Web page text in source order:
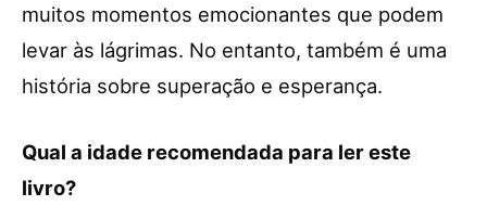
muitos momentos emocionantes que podem
levar às lágrimas. No entanto, também é uma
história sobre superação e esperança.
Qual a idade recomendada para ler este
livro?